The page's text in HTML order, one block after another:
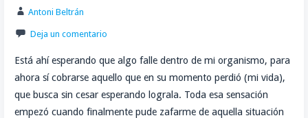
Antoni Beltrán
Deja un comentario
Está ahí esperando que algo falle dentro de mi organismo, para
ahora sí cobrarse aquello que en su momento perdió (mi vida),
que busca sin cesar esperando lograla. Toda esa sensación
empezó cuando finalmente pude zafarme de aquella situación